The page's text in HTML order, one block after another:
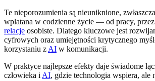
Te nieporozumienia są nieuniknione,
wplatana w codzienne życie — od pracy,
relacje osobiste. Dlatego kluczowe jest
cyfrowych oraz umiejętności krytycznego
korzystaniu z AI w komunikacji.
W praktyce najlepsze efekty daje świadome
człowieka i AI, gdzie technologia wspiera, ale